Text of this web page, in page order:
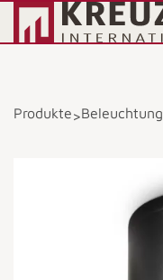
Produkte>Beleuchtung